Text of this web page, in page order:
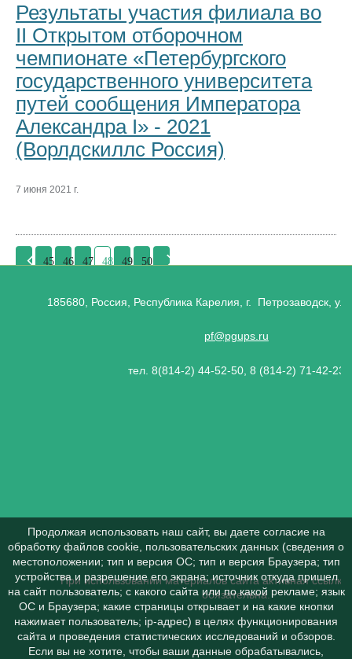
Результаты участия филиала во
II Открытом отборочном
чемпионате «Петербургского
государственного университета
путей сообщения Императора
Александра I» - 2021
(Ворлдскиллс Россия)
7 июня 2021 г.
45 46 47 48 49 50
185680, Россия, Республика Карелия, г. Петрозаводск,
pf@pgups.ru
тел. 8(814-2) 44-52-50, 8 (814-2) 71-42-23
При использовании материалов сайта активная ссылка
обязательна.
Продолжая использовать наш сайт, вы даете согласие на
обработку файлов cookie, пользовательских данных (сведения о
местоположении; тип и версия ОС; тип и версия Браузера; тип
устройства и разрешение его экрана; источник откуда пришел
на сайт пользователь; с какого сайта или по какой рекламе; язык
ОС и Браузера; какие страницы открывает и на какие кнопки
нажимает пользователь; ip-адрес) в целях функционирования
сайта и проведения статистических исследований и обзоров.
Если вы не хотите, чтобы ваши данные обрабатывались,